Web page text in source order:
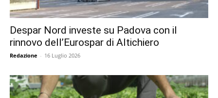
Despar Nord investe su Padova con il
rinnovo dell’Eurospar di Altichiero
Redazione - 16 Luglio 2026